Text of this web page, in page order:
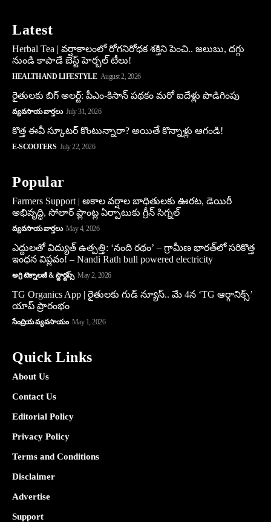
Latest
Herbal Tea | వర్షాకాలంలో రోగనిరోధక శక్తిని పెంచి.. జలుబు, దగ్గు
నుండి కాపాడే బెస్ట్ హెర్బల్ టీలు!
HEALTH AND LIFESTYLE August 2, 2026
రైతులకు బిగ్ అలర్ట్: పీఎం-కిసాన్ పథకం మరో ఐదేళ్లు పొడిగింపు
వ్యవసాయ వార్తలు July 31, 2026
కొత్త ఈవీ స్కూట‌ర్ కొంటున్నారా? అయితే కొన్నాళ్లు ఆగండి!
E-SCOOTERS July 22, 2026
Popular
Farmers Support | అకాల వర్షాల బాధితులకు ఊరట, డెయిరీ
అభివృద్ధి, సోలార్ ప్లాంట్ల ఏర్పాటుకు గ్రీన్‌ సిగ్నల్
వ్యవసాయ వార్తలు May 4, 2026
ఎద్దులతో విద్యుత్ ఉత్పత్తి: ‘నంది రథం’ – గ్రామీణ భారత్‌లో సరికొత్త
ఇంధన విప్లవం! – Nandi Rath bull powered electricity
అగ్రి టెక్నాలజీ & స్టార్టప్స్ May 2, 2026
TG Organics App | రైతులకు గుడ్ న్యూస్.. మే 4న ‘TG ఆర్గానిక్స్’
యాప్ ప్రారంభం
సేంద్రియ వ్యవసాయం May 1, 2026
Quick Links
About Us
Contact Us
Editorial Policy
Privacy Policy
Terms and Conditions
Disclaimer
Advertise
Support